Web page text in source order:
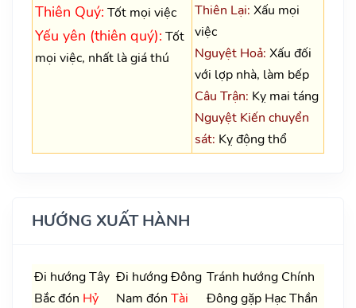
Thiên Quý: Tốt mọi việc
Yếu yên (thiên quý): Tốt
mọi việc, nhất là giá thú
Thiên Lại: Xấu mọi
việc
Nguyệt Hoả: Xấu đối
với lợp nhà, làm bếp
Câu Trận: Kỵ mai táng
Nguyệt Kiến chuyển
sát: Kỵ động thổ
HƯỚNG XUẤT HÀNH
Đi hướng Tây
Bắc đón Hỷ
Đi hướng Đông
Nam đón Tài
Tránh hướng Chính
Đông gặp Hạc Thần